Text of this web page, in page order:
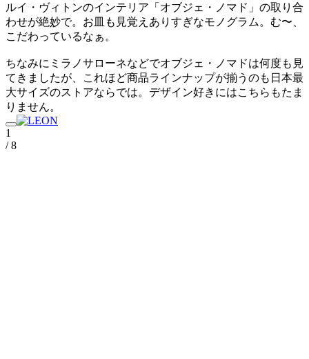
ルイ・ヴィトンのインテリア「オブジェ・ノマド」の取り合
わせが絶妙で。お皿も見覚えありすぎなモノグラム。む〜、
こだわっているなぁ。
ちなみにミラノサローネなどでオブジェ・ノマドは何度も見
てきましたが、これほど商品ラインナップが揃うのも日本最
大サイズのストアならでは。デザイン好きにはこちらもたま
りません。
1
/ 8